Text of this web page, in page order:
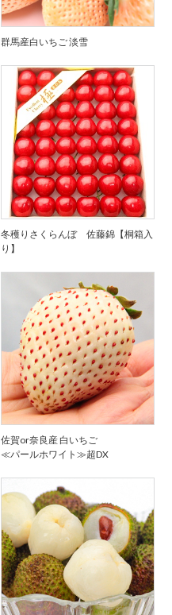
群馬産白いちご 淡雪
冬穫りさくらんぼ 佐藤錦【桐箱入
り】
佐賀or奈良産 白いちご
≪パールホワイト≫超DX